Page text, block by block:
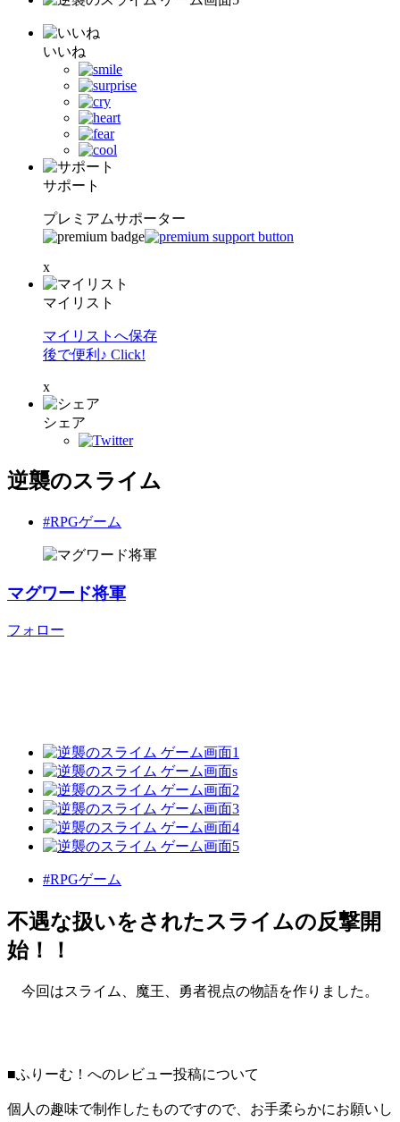
いいね
サポート
プレミアムサポーター
x
マイリスト
マイリストへ保存
後で便利♪ Click!
x
シェア
逆襲のスライム
#RPGゲーム
マグワード将軍
フォロー
#RPGゲーム
不遇な扱いをされたスライムの反撃開
始！！
今回はスライム、魔王、勇者視点の物語を作りました。
■ふりーむ！へのレビュー投稿について
個人の趣味で制作したものですので、お手柔らかにお願いし